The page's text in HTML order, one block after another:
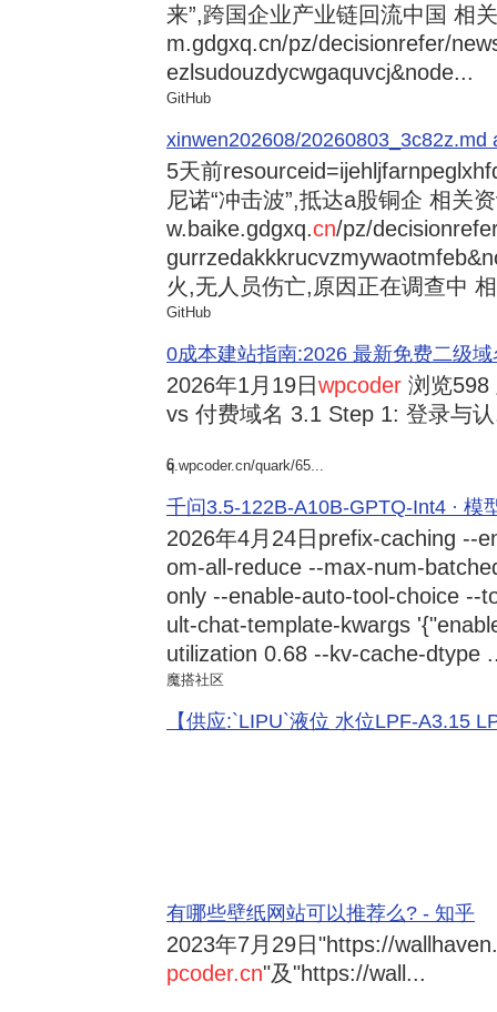
来”,跨国企业产业链回流中国 相
m.gdgxq.cn/pz/decisionrefer/
ezlsudouzdycwgaquvcj&node...
GitHub
xinwen202608/20260803_3c82z.md
5天前
尼诺“冲击波”,抵达a股铜企 相关
w.baike.gdgxq.cn/pz/
火,无人员伤亡,原因正在调查中
GitHub
0成本建站指南:2026 最新免费二级
2026年1月19日wpcoder 浏览598
vs 付费域名 3.1 Step 1: 登录与
6
q.wpcoder.cn/quark/65...
千问3.5-122B-A10B-GPTQ-Int4 · 模
2026年4月24日 prefix-caching --
om-all-reduce --max-num-
only --enable-auto-tool-choice --
ult-chat-template-kwargs
utilization 0.68 --kv-cache-dtype
魔搭社区
【供应:`LIPU`液位 水位LPF-A3.15
有哪些壁纸网站可以推荐么? - 知乎
2023年7月29日 "https://
pcoder.cn"及"https://wall...